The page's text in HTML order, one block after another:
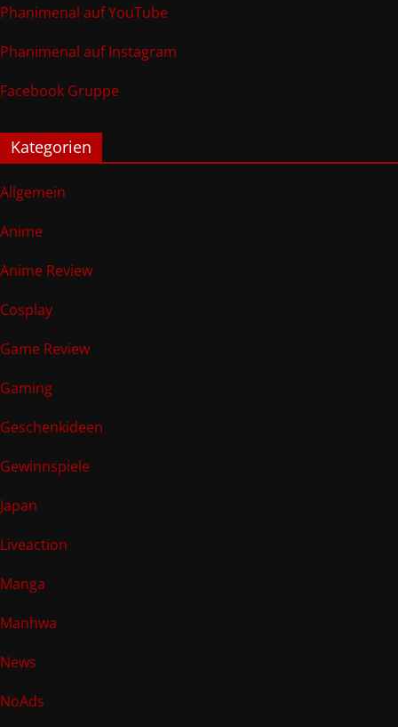
Phanimenal auf YouTube
Phanimenal auf Instagram
Facebook Gruppe
Kategorien
Allgemein
Anime
Anime Review
Cosplay
Game Review
Gaming
Geschenkideen
Gewinnspiele
Japan
Liveaction
Manga
Manhwa
News
NoAds